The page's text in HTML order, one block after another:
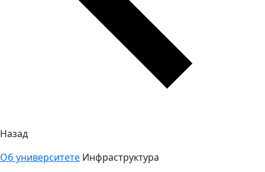
Назад
Об университете Инфраструктура